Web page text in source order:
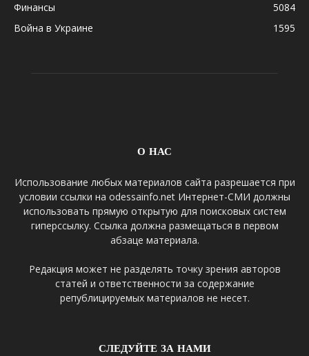
Финансы
5084
Война в Украине
1595
О НАС
Использование любых материалов сайта разрешается при
условии ссылки на odessainfo.net Интернет-СМИ должны
использовать прямую открытую для поисковых систем
гиперссылку. Ссылка должна размещаться в первом
абзаце материала.
Редакция может не разделять точку зрения авторов
статей и ответственности за содержание
републицируемых материалов не несет.
СЛЕДУЙТЕ ЗА НАМИ